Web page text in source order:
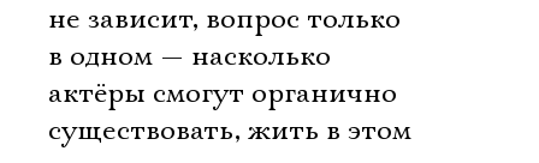
не зависит, вопрос только
в одном — насколько
актёры смогут органично
существовать, жить в этом